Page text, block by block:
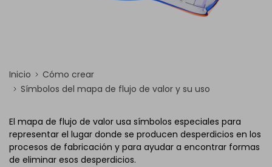
Inicio
Cómo crear
Símbolos del mapa de flujo de valor y su uso
El mapa de flujo de valor usa símbolos especiales para
representar el lugar donde se producen desperdicios en los
procesos de fabricación y para ayudar a encontrar formas
de eliminar esos desperdicios.